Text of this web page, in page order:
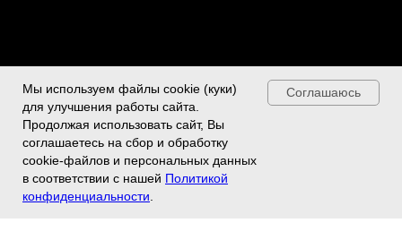
Мы используем файлы cookie (куки)
для улучшения работы сайта.
Продолжая использовать сайт, Вы
соглашаетесь на сбор и обработку
cookie-файлов и персональных данных
в соответствии с нашей Политикой
конфиденциальности
Соглашаюсь